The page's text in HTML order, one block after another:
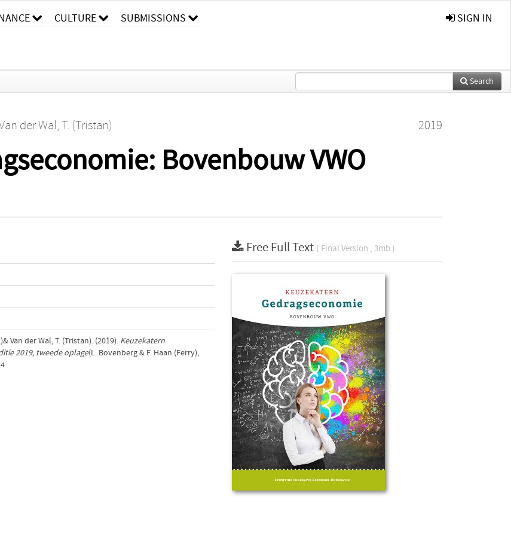
CULTURE SUBMISSIONS SIGN IN
Search
der Wal, T. (Tristan) 2019
Bovenbouw VWO
Van der Wal, T. (Tristan). (2019). Keuzekatern
2019, tweede oplage(L. Bovenberg & F. Haan (Ferry),
Free Full Text ( Final Version , 3mb )